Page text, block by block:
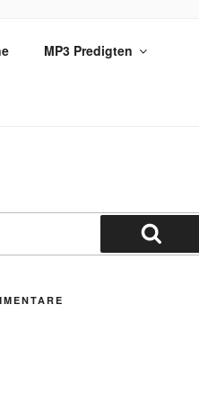
MP3 Predigten
Suchen